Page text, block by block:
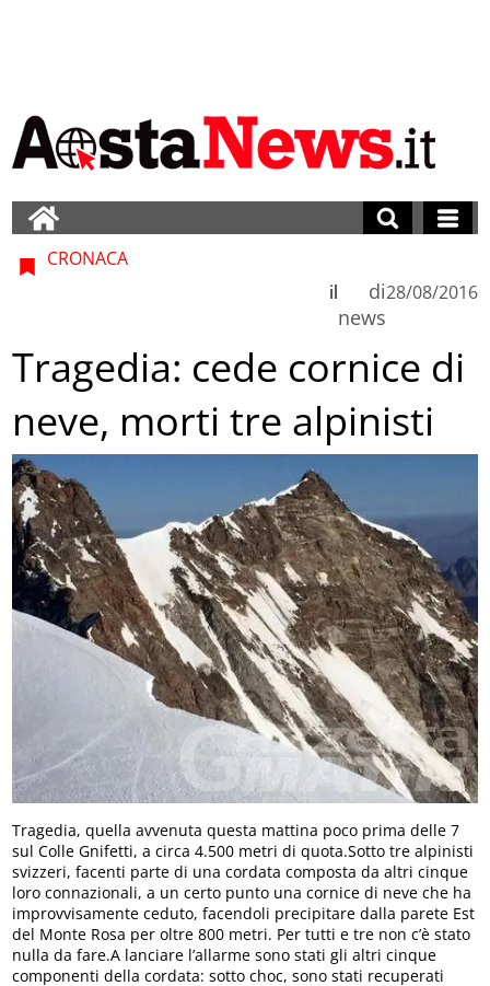
CRONACA
di
news
il 28/08/2016
Tragedia: cede cornice di
neve, morti tre alpinisti
Tragedia, quella avvenuta questa mattina poco prima delle 7
sul Colle Gnifetti, a circa 4.500 metri di quota.Sotto tre alpinisti
svizzeri, facenti parte di una cordata composta da altri cinque
loro connazionali, a un certo punto una cornice di neve che ha
improvvisamente ceduto, facendoli precipitare dalla parete Est
del Monte Rosa per oltre 800 metri. Per tutti e tre non c’è stato
nulla da fare.A lanciare l’allarme sono stati gli altri cinque
componenti della cordata: sotto choc, sono stati recuperati